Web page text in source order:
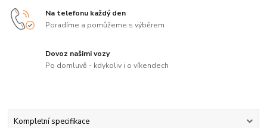
Na telefonu každý den
Poradíme a pomůžeme s výběrem
Dovoz našimi vozy
Po domluvě - kdykoliv i o víkendech
Kompletní specifikace